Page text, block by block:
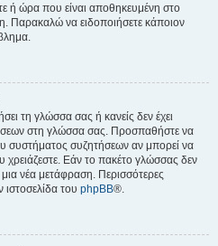
ή ώρα που είναι αποθηκευμένη στο
Παρακαλώ να ειδοποιήσετε κάποιον
τη γλώσσα σας ή κανείς δεν έχει
στη γλώσσα σας. Προσπαθήστε να
συστήματος συζητήσεων αν μπορεί να
Εάν το πακέτο γλώσσας δεν
νέα μετάφραση. Περισσότερες
ιστοσελίδα του phpBB®.